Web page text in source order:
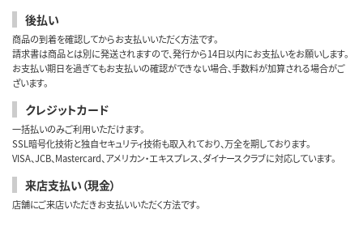
後払い
商品の到着を確認してからお支払いいただく方法です。
請求書は商品とは別に発送されますので、発行から14日以内にお支払いをお願いします。
お支払い期日を過ぎてもお支払いの確認ができない場合、手数料が加算される場合がご
ざいます。
クレジットカード
一括払いのみご利用いただけます。
SSL暗号化技術と独自セキュリティ技術も取入れており、万全を期しております。
VISA、JCB、Mastercard、アメリカン・エキスプレス、ダイナースクラブに対応しています。
来店支払い（現金）
店舗にご来店いただきお支払いいただく方法です。